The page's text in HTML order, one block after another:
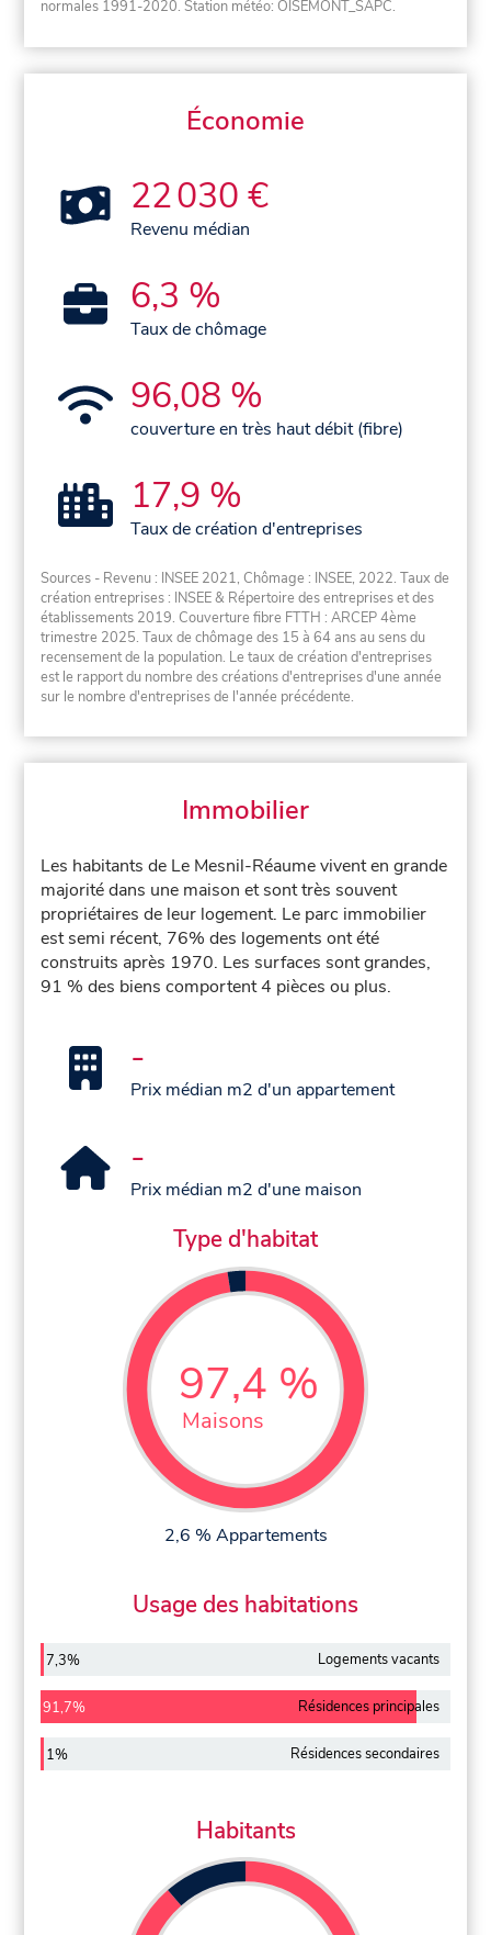
normales 1991-2020. Station météo: OISEMONT_SAPC.
Économie
22 030 €
Revenu médian
6,3 %
Taux de chômage
96,08 %
couverture en très haut débit (fibre)
17,9 %
Taux de création d'entreprises
Sources - Revenu : INSEE 2021, Chômage : INSEE, 2022. Taux de
création entreprises : INSEE & Répertoire des entreprises et des
établissements 2019. Couverture fibre FTTH : ARCEP 4ème
trimestre 2025. Taux de chômage des 15 à 64 ans au sens du
recensement de la population. Le taux de création d'entreprises
est le rapport du nombre des créations d'entreprises d'une année
sur le nombre d'entreprises de l'année précédente.
Immobilier
Les habitants de Le Mesnil-Réaume vivent en grande
majorité dans une maison et sont très souvent
propriétaires de leur logement. Le parc immobilier
est semi récent, 76% des logements ont été
construits après 1970. Les surfaces sont grandes,
91 % des biens comportent 4 pièces ou plus.
-
Prix médian m2 d'un appartement
-
Prix médian m2 d'une maison
Type d'habitat
97,4 %
Maisons
2,6 % Appartements
Usage des habitations
7,3% Logements vacants
91,7% Résidences principales
1% Résidences secondaires
Habitants